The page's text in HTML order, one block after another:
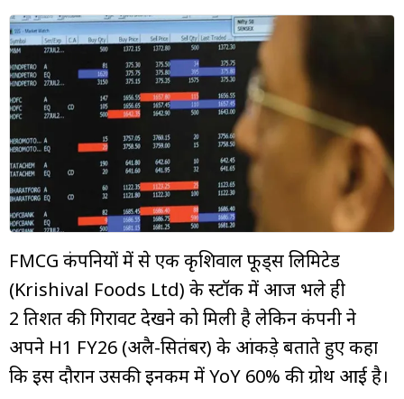
ट्रेंडिंग
बिजनेस
न्यूज
वीडियो
म्यूचुअल
FMCG कंपनियों में से एक कृशिवाल फूड्स लिमिटेड
(Krishival Foods Ltd) के स्टॉक में आज भले ही
2 प्रतिशत की गिरावट देखने को मिली है लेकिन कंपनी ने
अपने H1 FY26 (अप्रैल-सितंबर) के आंकड़े बताते हुए कहा
कि इस दौरान उसकी इनकम में YoY 60% की ग्रोथ आई है।